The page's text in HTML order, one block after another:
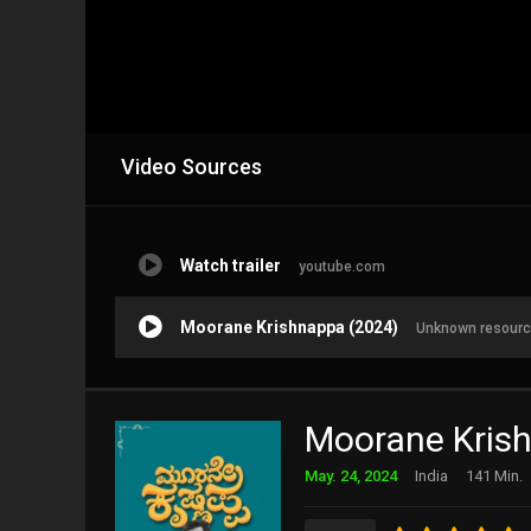
Video Sources
Watch trailer youtube.com
Moorane Krishnappa (2024) Unknown
Moorane
May. 24, 2024 India 141 Min.